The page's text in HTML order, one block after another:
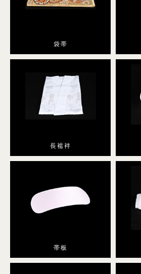
男性用着物の商品一覧へ
小紋
プラン・料金
袴レンタル
袋帯
長襦袢
帯板